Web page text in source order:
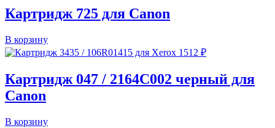
Картридж 725 для Canon
В корзину
1512 ₽
Картридж 047 / 2164C002 черный для
Canon
В корзину